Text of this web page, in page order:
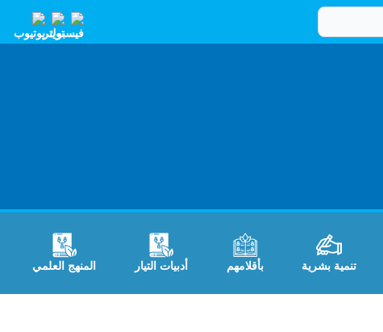
تنمية بشرية بأقلامهم أدبيات التيار المنهج العلمي